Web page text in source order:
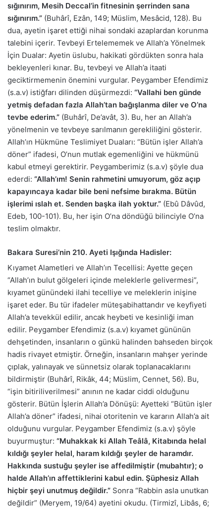
sığınırım, Mesih Deccal’in fitnesinin şerrinden sana
sığınırım.” (Buhârî, Ezân, 149; Müslim, Mesâcid, 128). Bu
dua, ayetin işaret ettiği nihai sondaki azaplardan korunma
talebini içerir. Tevbeyi Ertelememek ve Allah’a Yönelmek
İçin Dualar: Ayetin üslubu, hakikati gördükten sonra hala
bekleyenleri kınar. Bu, tevbeyi ve Allah’a itaati
geciktirmemenin önemini vurgular. Peygamber Efendimiz
(s.a.v) istiğfarı dilinden düşürmezdi: “Vallahi ben günde
yetmiş defadan fazla Allah’tan bağışlanma diler ve O’na
tevbe ederim.” (Buhârî, De’avât, 3). Bu, her an Allah’a
yönelmenin ve tevbeye sarılmanın gerekliliğini gösterir.
Allah’ın Hükmüne Teslimiyet Duaları: “Bütün işler Allah’a
döner” ifadesi, O’nun mutlak egemenliğini ve hükmünü
kabul etmeyi gerektirir. Peygamberimiz (s.a.v) şöyle dua
ederdi: “Allah’ım! Senin rahmetini umuyorum, göz açıp
kapayıncaya kadar bile beni nefsime bırakma. Bütün
işlerimi ıslah et. Senden başka ilah yoktur.” (Ebû Dâvûd,
Edeb, 100-101). Bu, her işin O’na döndüğü bilinciyle O’na
teslim olmaktır.
Bakara Suresi’nin 210. Ayeti Işığında Hadisler:
Kıyamet Alametleri ve Allah’ın Tecellisi: Ayette geçen
“Allah’ın bulut gölgeleri içinde meleklerle gelivermesi”,
kıyamet günündeki ilahi tecelliye ve meleklerin inişine
işaret eder. Bu tür ifadeler müteşabihattandır ve keyfiyeti
Allah’a tevekkül edilir, ancak heybeti ve kesinliği iman
edilir. Peygamber Efendimiz (s.a.v) kıyamet gününün
dehşetinden, insanların o günkü halinden bahseden birçok
hadis rivayet etmiştir. Örneğin, insanların mahşer yerinde
çıplak, yalınayak ve sünnetsiz olarak toplanacaklarını
bildirmiştir (Buhârî, Rikâk, 44; Müslim, Cennet, 56). Bu,
“işin bitiriliverilmesi” anının ne kadar ciddi olduğunu
gösterir. Bütün İşlerin Allah’a Dönüşü: Ayetteki “Bütün işler
Allah’a döner” ifadesi, nihai otoritenin ve kararın Allah’a ait
olduğunu vurgular. Peygamber Efendimiz (s.a.v) şöyle
buyurmuştur: “Muhakkak ki Allah Teâlâ, Kitabında helal
kıldığı şeyler helal, haram kıldığı şeyler de haramdır.
Hakkında sustuğu şeyler ise affedilmiştir (mubahtır); o
halde Allah’ın affettiklerini kabul edin. Şüphesiz Allah
hiçbir şeyi unutmuş değildir.” Sonra “Rabbin asla unutkan
değildir” (Meryem, 19/64) ayetini okudu. (Tirmizî, Libâs, 6;